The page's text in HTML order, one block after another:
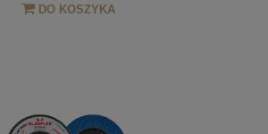
DO KOSZYKA